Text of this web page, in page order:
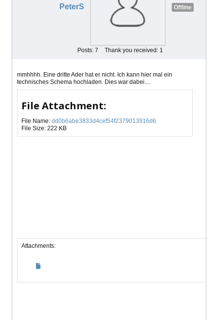
PeterS Offline
Posts: 7 Thank you received: 1
mmhhhh. Eine dritte Ader hat er nicht. Ich kann hier mal ein
technisches Schema hochladen. Dies war dabei....
File Attachment:
File Name: dd0b6abe3833d4cef54f2379013916d6
File Size: 222 KB
Attachments: